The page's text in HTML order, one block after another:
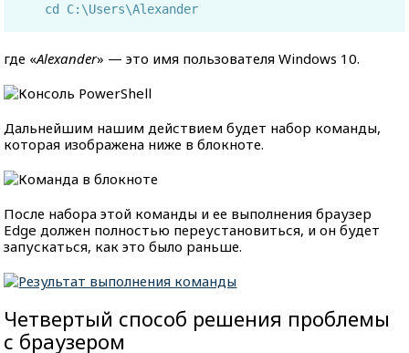
cd C:\Users\Alexander
где «Alexander» — это имя пользователя Windows 10.
Дальнейшим нашим действием будет набор команды,
которая изображена ниже в блокноте.
После набора этой команды и ее выполнения браузер
Edge должен полностью переустановиться, и он будет
запускаться, как это было раньше.
Четвертый способ решения проблемы
с браузером